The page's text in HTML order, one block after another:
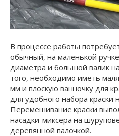
В процессе работы
обычный, на маленькой
диаметра и большой валик
того, необходимо иметь
мм и плоскую ванночку для
для удобного набора краски
Перемешивание краски
насадки-миксера на
деревянной палочкой.